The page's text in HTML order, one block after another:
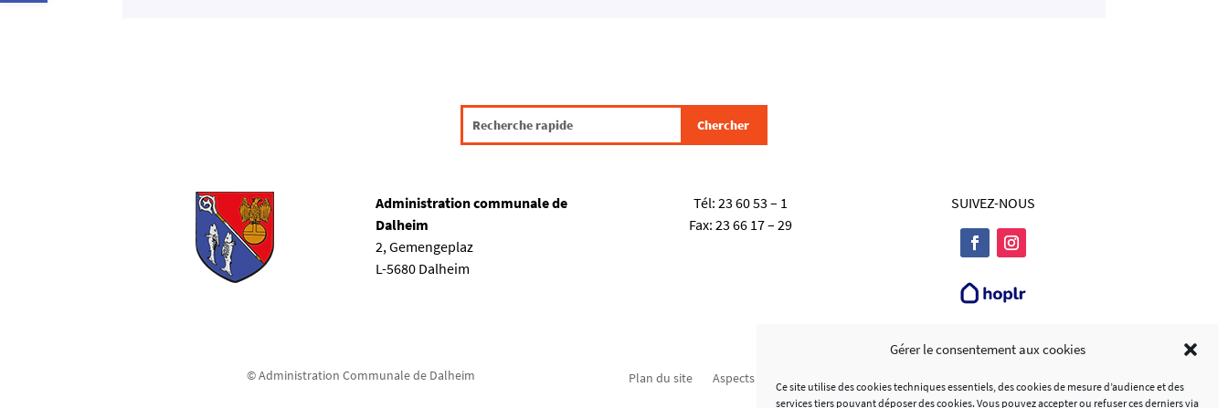
Gérer le consentement aux cookies
Ce site utilise des cookies techniques essentiels, des cookies de mesure d’audience et des
services tiers pouvant déposer des cookies. Vous pouvez accepter ou refuser ces derniers via
Administration communale de
Dalheim
2, Gemengeplaz
L-5680 Dalheim
Tél: 23 60 53 – 1
Fax: 23 66 17 – 29
SUIVEZ-NOUS
© Administration Communale de Dalheim Plan du site Aspects légaux